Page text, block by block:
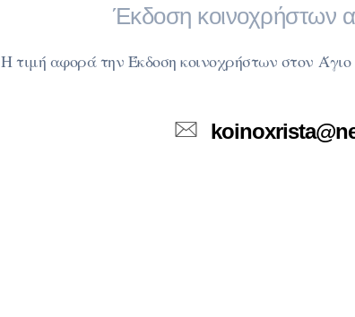
Έκδοση κοινοχρήστων
Η τιμή αφορά την Έκδοση κοινοχρήστων στον